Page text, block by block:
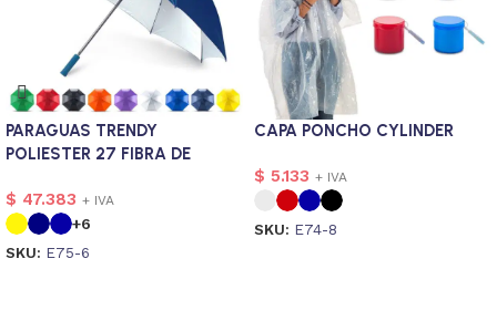
PARAGUAS TRENDY
POLIESTER 27 FIBRA DE
$ 47.383 + IVA
+6
SKU: E75-6
CAPA PONCHO CYLINDER
$ 5.133 + IVA
SKU: E74-8